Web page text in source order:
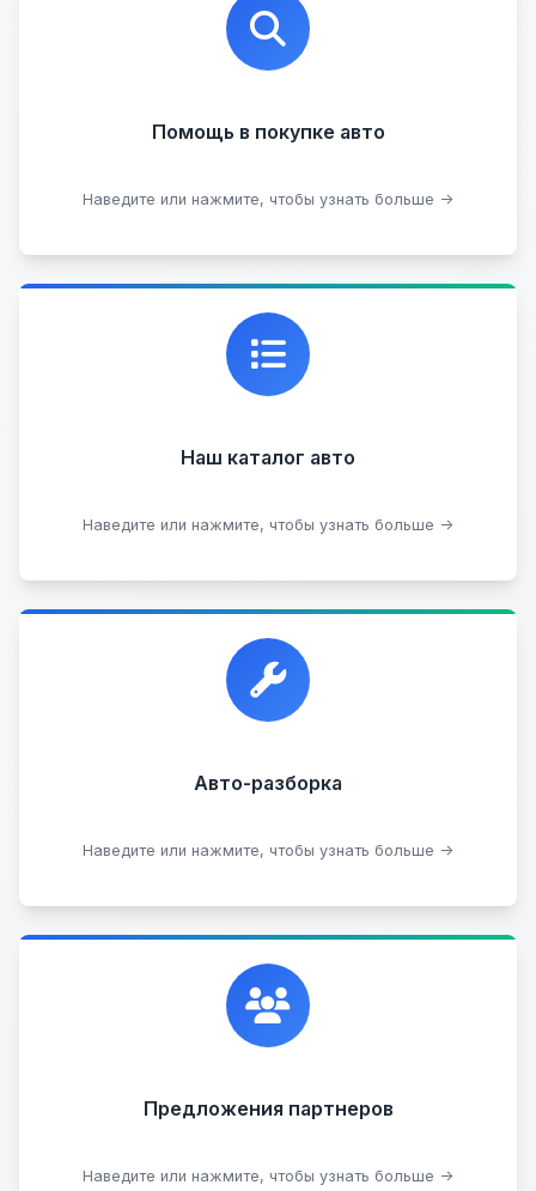
Помощь в покупке авто
Наведите или нажмите, чтобы узнать больше →
на любых торговых площадках с проверкой
юридической чистоты.
Подобрать авто
Наш каталог авто
Наведите или нажмите, чтобы узнать больше →
Каталог проверенных автомобилей в отличном
состоянии, где вы можете найти подробную
информацию о каждом авто.
Посмотреть каталог
Авто-разборка
Наведите или нажмите, чтобы узнать больше →
Прием автомобилей для разборки на запчасти в
любом состоянии.
Сдать на разборку
Предложения партнеров
Наведите или нажмите, чтобы узнать больше →
Сотрудничаем с лучшими организациями. Если у
вас есть интересные идеи, мы всегда открыты к
сотрудничеству.
Стать партнером